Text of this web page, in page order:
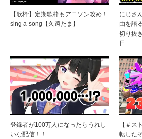
【歌枠】定期歌枠もアニソン攻め！
sing a song【久遠たま】
にじさ
由を語
切り抜
日…
登録者が100万人になったらうれし
いな配信！！
【＃ス
転した